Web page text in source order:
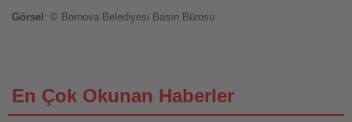
Görsel : © Bornova Belediyesi Basın Bürosu
En Çok Okunan Haberler